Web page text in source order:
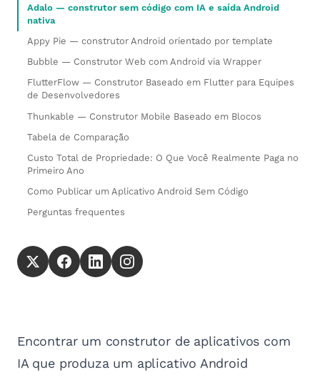
Adalo — construtor sem código com IA e saída Android
nativa
Appy Pie — construtor Android orientado por template
Bubble — Construtor Web com Android via Wrapper
FlutterFlow — Construtor Baseado em Flutter para Equipes
de Desenvolvedores
Thunkable — Construtor Mobile Baseado em Blocos
Tabela de Comparação
Custo Total de Propriedade: O Que Você Realmente Paga no
Primeiro Ano
Como Publicar um Aplicativo Android Sem Código
Perguntas frequentes
Encontrar um construtor de aplicativos com
IA que produza um aplicativo Android